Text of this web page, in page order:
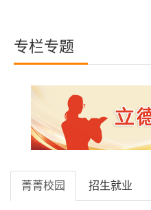
专栏专题
菁菁校园 招生就业